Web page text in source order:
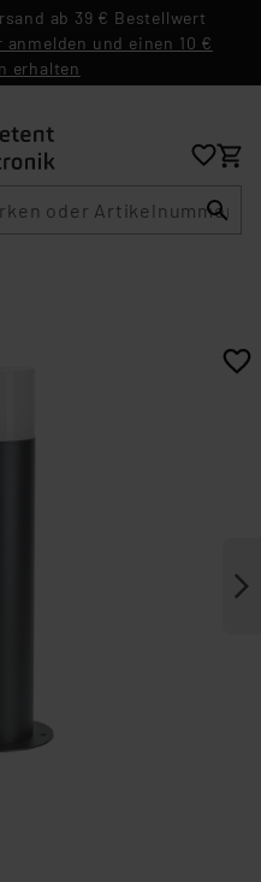
ab 39 € Bestellwert
und einen 10 €
erhalten